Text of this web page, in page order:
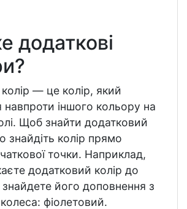
додаткові
— це колір, який
навпроти іншого кольору на
Щоб знайти додатковий
знайдіть колір прямо
точки. Наприклад,
додатковий колір до
його доповнення з
фіолетовий.